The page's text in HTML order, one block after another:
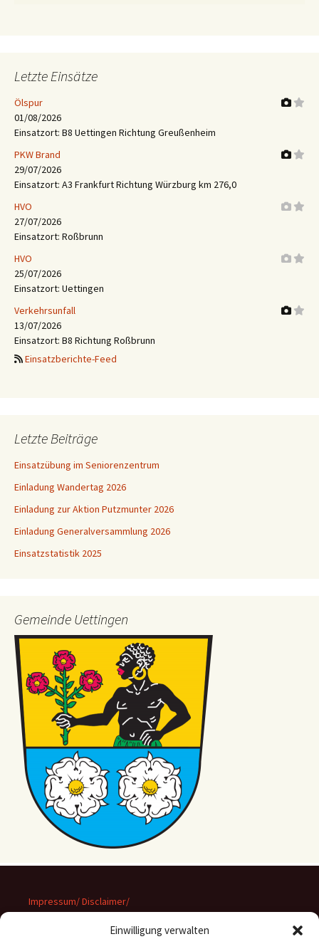
Einwilligung verwalten
Letzte Einsätze
Ölspur
01/08/2026
Einsatzort: B8 Uettingen Richtung Greußenheim
PKW Brand
29/07/2026
Einsatzort: A3 Frankfurt Richtung Würzburg km 276,0
HVO
27/07/2026
Einsatzort: Roßbrunn
HVO
25/07/2026
Einsatzort: Uettingen
Verkehrsunfall
13/07/2026
Einsatzort: B8 Richtung Roßbrunn
Einsatzberichte-Feed
Letzte Beiträge
Einsatzübung im Seniorenzentrum
Einladung Wandertag 2026
Einladung zur Aktion Putzmunter 2026
Einladung Generalversammlung 2026
Einsatzstatistik 2025
Gemeinde Uettingen
Impressum/ Disclaimer/